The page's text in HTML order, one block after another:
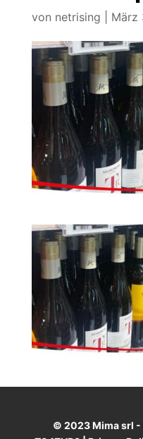
von netrising März
© 2023 Mima srl -